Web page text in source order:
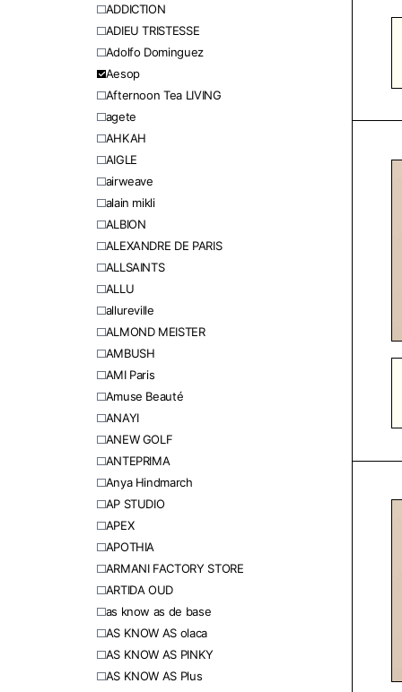
ADDICTION
ADIEU TRISTESSE
Adolfo Dominguez
Aesop
Afternoon Tea LIVING
agete
AHKAH
AIGLE
airweave
alain mikli
ALBION
ALEXANDRE DE PARIS
ALLSAINTS
ALLU
allureville
ALMOND MEISTER
AMBUSH
AMI Paris
Amuse Beauté
ANAYI
ANEW GOLF
ANTEPRIMA
Anya Hindmarch
AP STUDIO
APEX
APOTHIA
ARMANI FACTORY STORE
ARTIDA OUD
as know as de base
AS KNOW AS olaca
AS KNOW AS PINKY
AS KNOW AS Plus